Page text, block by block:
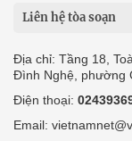
Liên hệ tòa soạn
Địa chỉ: Tầng 18,
Đình Nghệ, phường
Điện thoại:
Email: